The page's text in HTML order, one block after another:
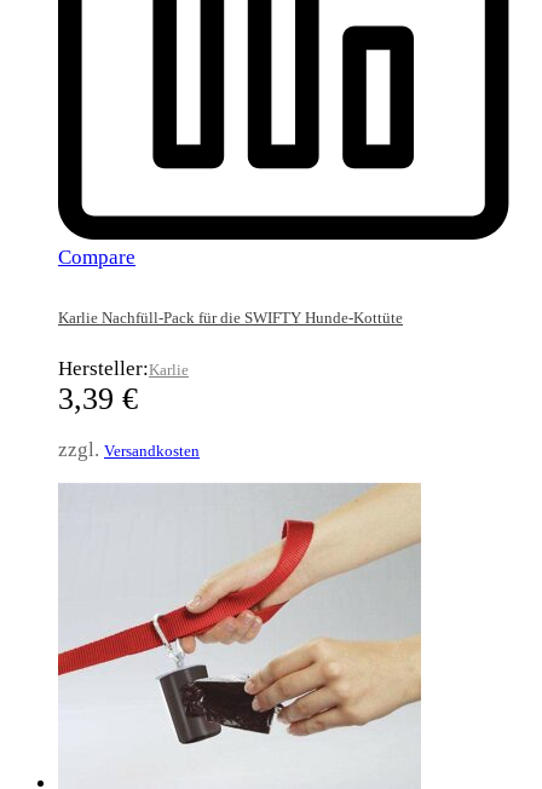
Compare
Karlie Nachfüll-Pack für die SWIFTY Hunde-Kottüte
Hersteller:Karlie
3,39 €
zzgl. Versandkosten